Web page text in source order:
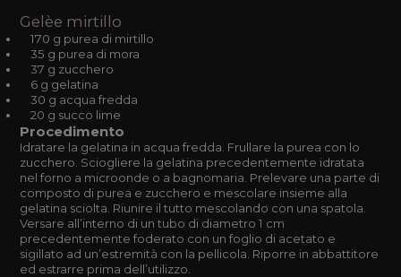
Gelèe mirtillo
170 g purea di mirtillo
35 g purea di mora
37 g zucchero
6 g gelatina
30 g acqua fredda
20 g succo lime
Procedimento
Idratare la gelatina in acqua fredda. Frullare la purea con lo
zucchero. Sciogliere la gelatina precedentemente idratata
nel forno a microonde o a bagnomaria. Prelevare una parte di
composto di purea e zucchero e mescolare insieme alla
gelatina sciolta. Riunire il tutto mescolando con una spatola.
Versare all’interno di un tubo di diametro 1 cm
precedentemente foderato con un foglio di acetato e
sigillato ad un’estremità con la pellicola. Riporre in abbattitore
ed estrarre prima dell’utilizzo.